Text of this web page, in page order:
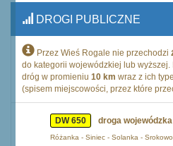
DROGI PUBLICZNE
Przez Wieś Rogale nie przechodzi
do kategorii wojewódzkiej lub
dróg w promieniu 10 km wraz z ich
(spisem miejscowości, przez które
DW 650 droga
Różanka - Siniec - Solanka -